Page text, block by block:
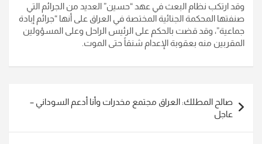
وقد ارتكب نظام البعث في عهد “حسين” العديد من الجرائم التي
صنفتها المحكمة الجنائية المختصة في العراق على أنها “جرائم إبادة
جماعية”، وقد قضت بالحكم على الرئيس الراحل وعلى المسؤولين
المقربين منه بعقوبة الإعدام شنقاً حتى الموت.
المقالات
صالح المطلك: العراق مجتمع مخدرات وأنا أدعم السوداني –
عاجل